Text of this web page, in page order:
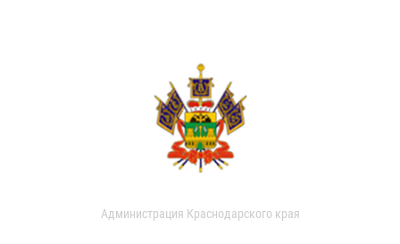
Администрация Краснодарского края